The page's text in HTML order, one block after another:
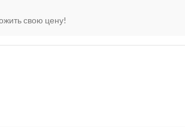
свою цену!